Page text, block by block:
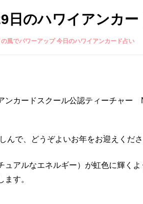
日のハワイアンカー
風でパワーアップ 今日のハワイアンカード占い
ンカードスクール公認ティーチャー
んで、どうぞよいお年をお迎えくださ
ュアルなエネルギー）が虹色に輝く
す。